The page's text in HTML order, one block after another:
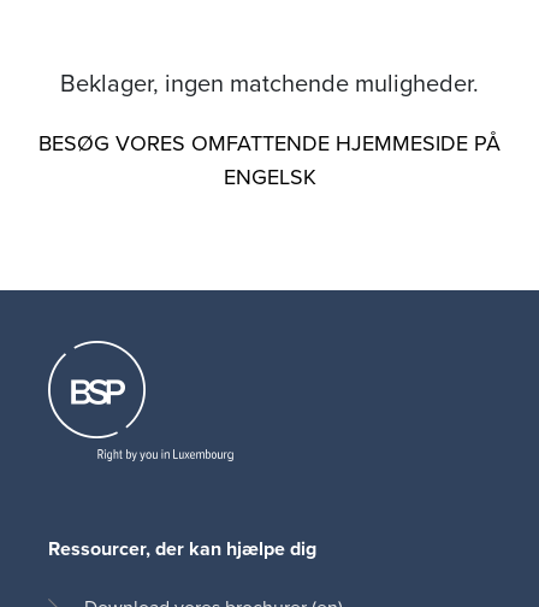
Beklager, ingen matchende muligheder.
BESØG VORES OMFATTENDE HJEMMESIDE PÅ
ENGELSK
Ressourcer, der kan hjælpe dig